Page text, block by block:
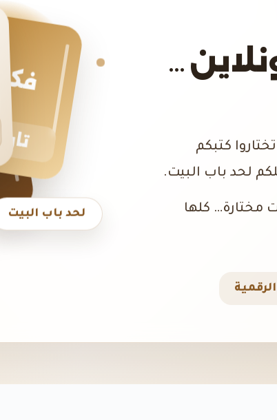
كتبكم
لحد باب البيت.
مختارة… كلها
لحد باب البيت
فكر
تاريخ